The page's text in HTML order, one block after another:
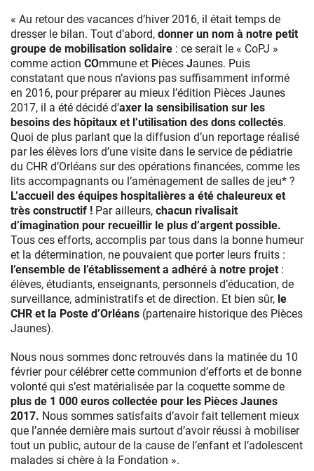
« Au retour des vacances d’hiver 2016, il était temps de
dresser le bilan. Tout d’abord, donner un nom à notre petit
groupe de mobilisation solidaire : ce serait le « CoPJ »
comme action COmmune et Pièces Jaunes. Puis
constatant que nous n’avions pas suffisamment informé
en 2016, pour préparer au mieux l’édition Pièces Jaunes
2017, il a été décidé d’axer la sensibilisation sur les
besoins des hôpitaux et l’utilisation des dons collectés.
Quoi de plus parlant que la diffusion d’un reportage réalisé
par les élèves lors d’une visite dans le service de pédiatrie
du CHR d’Orléans sur des opérations financées, comme les
lits accompagnants ou l’aménagement de salles de jeu* ?
L’accueil des équipes hospitalières a été chaleureux et
très constructif ! Par ailleurs, chacun rivalisait
d’imagination pour recueillir le plus d’argent possible.
Tous ces efforts, accomplis par tous dans la bonne humeur
et la détermination, ne pouvaient que porter leurs fruits :
l’ensemble de l’établissement a adhéré à notre projet :
élèves, étudiants, enseignants, personnels d’éducation, de
surveillance, administratifs et de direction. Et bien sûr, le
CHR et la Poste d’Orléans (partenaire historique des Pièces
Jaunes).
Nous nous sommes donc retrouvés dans la matinée du 10
février pour célébrer cette communion d’efforts et de bonne
volonté qui s’est matérialisée par la coquette somme de
plus de 1 000 euros collectée pour les Pièces Jaunes
2017. Nous sommes satisfaits d’avoir fait tellement mieux
que l’année dernière mais surtout d’avoir réussi à mobiliser
tout un public, autour de la cause de l’enfant et l’adolescent
malades si chère à la Fondation ».